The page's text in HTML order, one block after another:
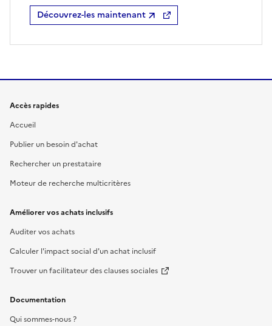
Découvrez-les maintenant
Accès rapides
Accueil
Publier un besoin d'achat
Rechercher un prestataire
Moteur de recherche multicritères
Améliorer vos achats inclusifs
Auditer vos achats
Calculer l'impact social d'un achat inclusif
Trouver un facilitateur des clauses sociales
Documentation
Qui sommes-nous ?